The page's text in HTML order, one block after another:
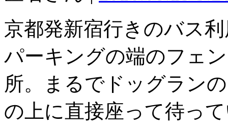
京都発新宿行きのバス
パーキングの端のフェ
所。まるでドッグラン
の上に直接座って待っ